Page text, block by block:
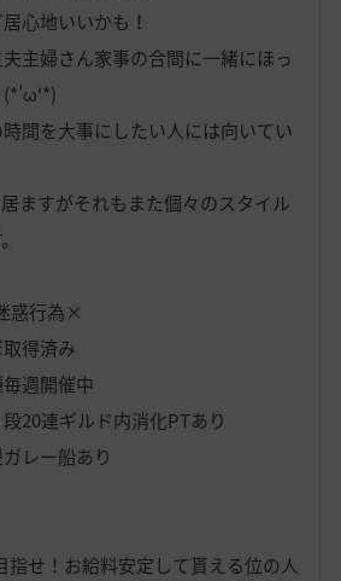
心地いいかも！
主婦さん家事の合間に一緒にほっ
(*'ω'*)
間を大事にしたい人には向いてい
ますがそれもまた個々のスタイル
惑行為×
得済み
週開催中
20連ギルド内消化PTあり
レー船あり
指せ！お給料安定して貰える位の人